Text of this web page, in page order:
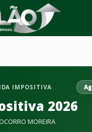
IMPOSITIVA
2026
MOREIRA